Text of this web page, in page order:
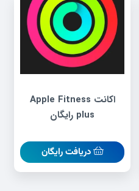
اکانت Apple Fitness
plus رایگان
دریافت رایگان